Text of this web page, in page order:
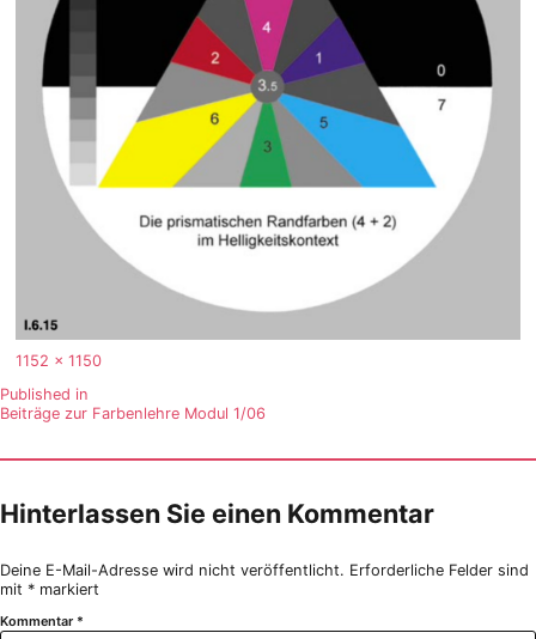
Full
1152 × 1150
Beitragsnavigation
Published in
Beiträge zur Farbenlehre Modul 1/06
Hinterlassen Sie einen Kommentar
Deine E-Mail-Adresse wird nicht veröffentlicht. Erforderliche Felder sind
mit * markiert
Kommentar *